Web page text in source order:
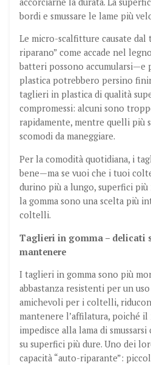
bordi e smussare le lame più
Le micro-scalfitture causate dal
riparano” come accade nel
batteri possono accumularsi—e
plastica potrebbero persino
taglieri in plastica di qualità
compromessi: alcuni sono
rapidamente, mentre quelli più
scomodi da maneggiare.
Per la comodità quotidiana, i
bene—ma se vuoi che i tuoi
durino più a lungo, superfici
la gomma sono una scelta più
coltelli.
Taglieri in gomma – delicati
mantenere
I taglieri in gomma sono più
abbastanza resistenti per un
amichevoli per i coltelli,
mantenere l’affilatura, poiché
impedisce alla lama di
su superfici più dure. Uno dei
capacità “auto-riparante”: